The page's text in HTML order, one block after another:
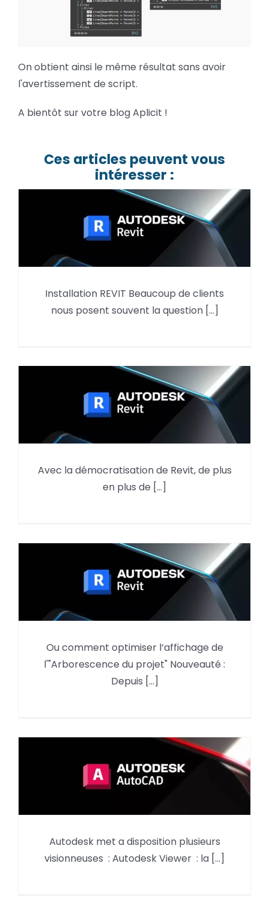
On obtient ainsi le même résultat sans avoir
l'avertissement de script.
A bientôt sur votre blog Aplicit !
Ces articles peuvent vous
intéresser :
Les extensions REVIT
Installation REVIT Beaucoup de clients
nous posent souvent la question [...]
Où se situe les plugins Revit ?
Avec la démocratisation de Revit, de plus
en plus de [...]
Revit, l’arborescence du projet
Ou comment optimiser l’affichage de
l'"Arborescence du projet" Nouveauté :
Depuis [...]
DWG TrueView 2027 : la
visionneuse gratuite de dessin
Autodesk met a disposition plusieurs
visionneuses : Autodesk Viewer : la [...]